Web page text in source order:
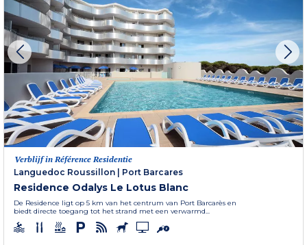
Verblijf in Référence Residentie
Languedoc Roussillon
Port Barcares
Residence Odalys Le Lotus Blanc
De Residence ligt op 5 km van het centrum van Port Barcarès en
biedt directe toegang tot het strand met een verwarmd...